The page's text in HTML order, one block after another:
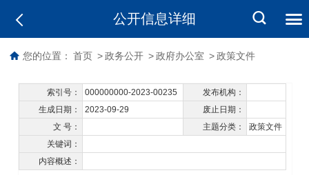
公开信息详细
您的位置： 首页 > 政务公开 > 政府办公室 > 政策文件
索引号： 000000000-2023-00235
发布机构：
生成日期：
2023-09-29
废止日期：
文 号：
主题分类：
政策文件
关键词：
内容概述：